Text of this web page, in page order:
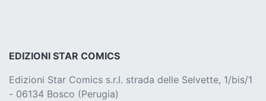
EDIZIONI STAR COMICS
Edizioni Star Comics s.r.l. strada delle Selvette, 1/bis/1
- 06134 Bosco (Perugia)